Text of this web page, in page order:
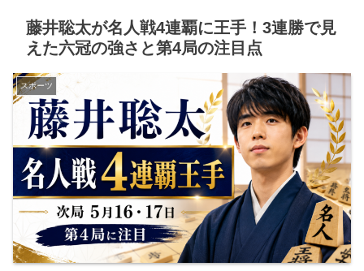
藤井聡太が名人戦4連覇に王手！3連勝で見
えた六冠の強さと第4局の注目点
スポーツ